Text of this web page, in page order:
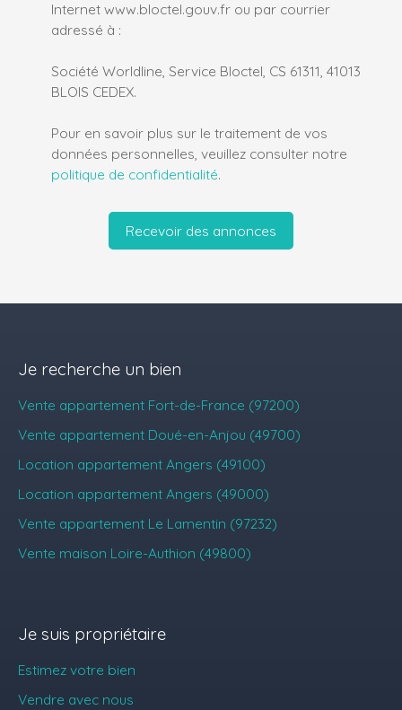
Internet www.bloctel.gouv.fr ou par courrier
adressé à :
Société Worldline, Service Bloctel, CS 61311, 41013
BLOIS CEDEX.
Pour en savoir plus sur le traitement de vos
données personnelles, veuillez consulter notre
politique de confidentialité.
Recevoir des annonces
Je recherche un bien
Vente appartement Fort-de-France (97200)
Vente appartement Doué-en-Anjou (49700)
Location appartement Angers (49100)
Location appartement Angers (49000)
Vente appartement Le Lamentin (97232)
Vente maison Loire-Authion (49800)
Je suis propriétaire
Estimez votre bien
Vendre avec nous